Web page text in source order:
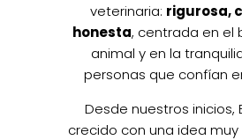
veterinaria: rigurosa,
honesta, centrada en el
animal y en la
personas que confían
Desde nuestros inicios,
crecido con una idea